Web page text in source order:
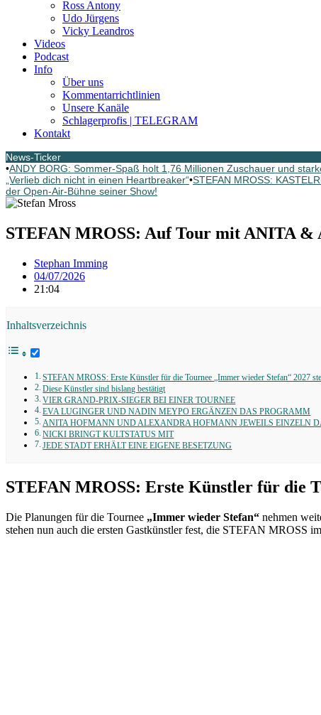
Ross Antony
Udo Jürgens
Vicky Leandros
Videos
Podcast
Info
Über uns
Kommentarrichtlinien
Unsere Kanäle
Schlagerprofis | TELEGRAM
Kontakt
News-Ticker
•ANDY BORG: Sommer-Spaß holt 1,76 Millionen Zuschauer und
„Verlieb dich nicht in einen Heartbreaker“•STEFAN MROSS:
der Open-Air-Bühne seiner Show!
STEFAN MROSS: Auf Tour mit ANITA
Stephan Imming
04/07/2026
21:04
Inhaltsverzeichnis
STEFAN MROSS: Erste Künstler für die Tournee „Immer wieder Stefan“ 2027
Diese Künstler sind bislang bestätigt
VIER GRAND-PRIX-SIEGER BEI EINER TOURNEE
EVA LUGINGER UND NADIN MEYPO ERGÄNZEN DAS PROGRAMM
ANITA HOFMANN UND ALEXANDRA HOFMANN JEWEILS EINZELN
NICKI BRINGT KULTSTATUS MIT
JEDE STADT ERHÄLT EINE EIGENE BESETZUNG
STEFAN MROSS: Erste Künstler für die
Die Planungen für die Tournee „Immer wieder Stefan“ nehmen
stehen nun auch die ersten Gastkünstler fest, die STEFAN MROSS